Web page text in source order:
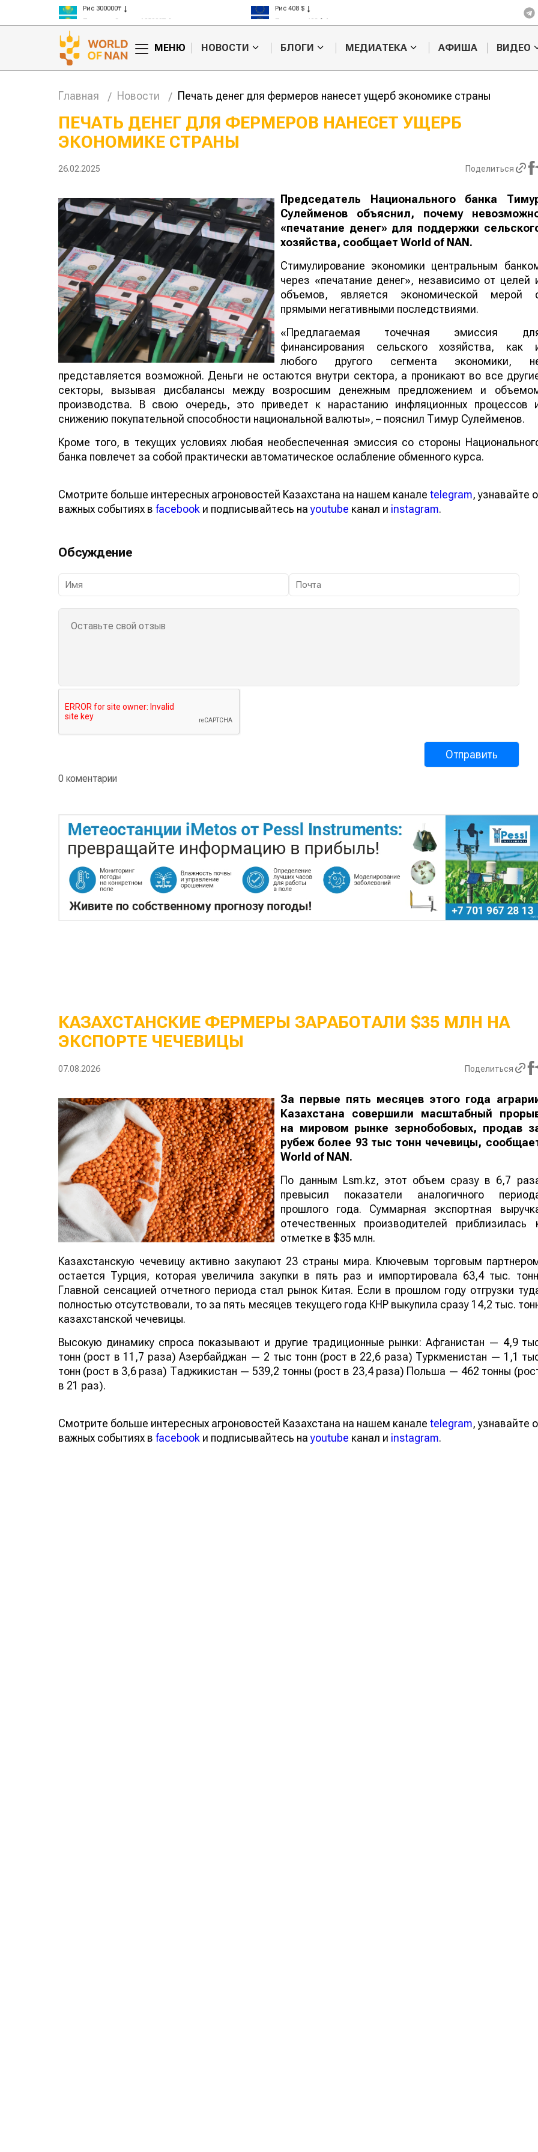
Рис 300000₸
Пшеница 3 класс 125000₸
Рис 408 $
Пшеница 423 $
МЕНЮ НОВОСТИ БЛОГИ МЕДИАТЕКА АФИША ВИДЕО
Главная Новости Печать денег для фермеров нанесет ущерб экономике страны
ПЕЧАТЬ ДЕНЕГ ДЛЯ ФЕРМЕРОВ НАНЕСЕТ УЩЕРБ
ЭКОНОМИКЕ СТРАНЫ
26.02.2025 Поделиться
Председатель Национального банка
Сулейменов объяснил, почему
«печатание денег» для поддержки
хозяйства, сообщает World of NAN.
Стимулирование экономики центральным
через «печатание денег», независимо от целей
объемов, является экономической мерой
прямыми негативными последствиями.
«Предлагаемая точечная эмиссия
финансирования сельского хозяйства, как
любого другого сегмента экономики,
представляется возможной. Деньги не остаются внутри сектора, а проникают во все
секторы, вызывая дисбалансы между возросшим денежным предложением и
производства. В свою очередь, это приведет к нарастанию инфляционных процессов
снижению покупательной способности национальной валюты», – пояснил Тимур Сулейменов.
Кроме того, в текущих условиях любая необеспеченная эмиссия со стороны
банка повлечет за собой практически автоматическое ослабление обменного курса.
Смотрите больше интересных агроновостей Казахстана на нашем канале telegram, узнавайте о
важных событиях в facebook и подписывайтесь наyoutube канал и instagram.
Обсуждение
0 коментарии
Жара в Китае может
жука будут
лазером
КАЗАХСТАНСКИЕ ФЕРМЕРЫ ЗАРАБОТАЛИ $35 МЛН НА
ЭКСПОРТЕ ЧЕЧЕВИЦЫ
07.08.2026 Поделиться
За первые пять месяцев этого года
Казахстана совершили масштабный
на мировом рынке зернобобовых, продав
рубеж более 93 тыс тонн чечевицы,
World of NAN .
По данным Lsm.kz, этот объем сразу в 6,7
превысил показатели аналогичного
прошлого года. Суммарная экспортная
отечественных производителей приблизилась
отметке в $35 млн.
Казахстанскую чечевицу активно закупают 23 страны мира. Ключевым торговым
остается Турция, которая увеличила закупки в пять раз и импортировала 63,4 тыс.
Главной сенсацией отчетного периода стал рынок Китая. Если в прошлом году отгрузки
полностью отсутствовали, то за пять месяцев текущего года КНР выкупила сразу 14,2 тыс.
казахстанской чечевицы.
Высокую динамику спроса показывают и другие традиционные рынки: Афганистан — 4,9
тонн (рост в 11,7 раза) Азербайджан — 2 тыс тонн (рост в 22,6 раза) Туркменистан — 1,1
тонн (рост в 3,6 раза) Таджикистан — 539,2 тонны (рост в 23,4 раза) Польша — 462 тонны
в 21 раз).
Смотрите больше интересных агроновостей Казахстана на нашем канале telegram, узнавайте о
важных событиях в facebook и подписывайтесь наyoutube канал и instagram.